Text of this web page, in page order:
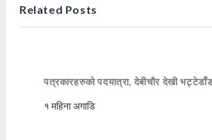
Related Posts
पत्रकारहरुको पदयात्रा, देबीचौर देखी
१ महिना अगाडि